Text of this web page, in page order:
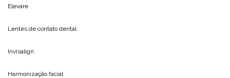
Elevare
Lentes de contato dental
Invisalign
Harmonização facial